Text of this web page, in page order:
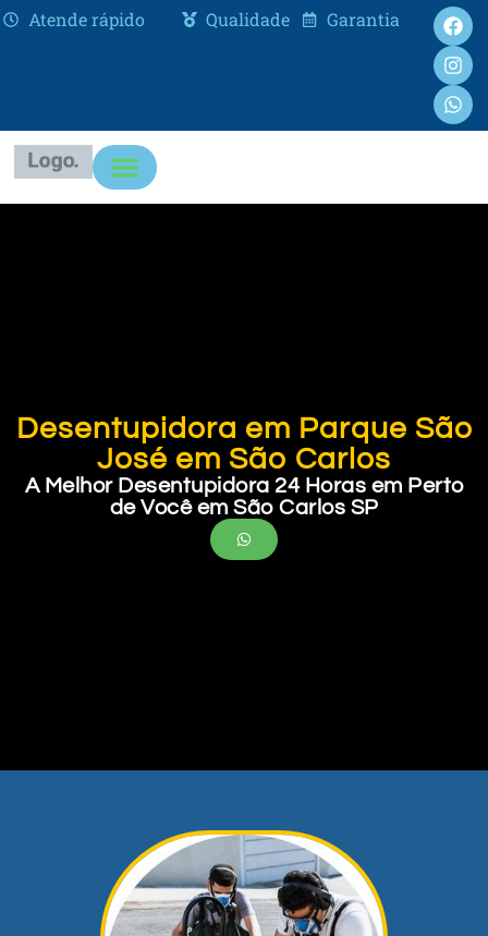
Atende rápido Qualidade Garantia
Desentupidora em Parque São
José em São Carlos
A Melhor Desentupidora 24 Horas em Perto
de Você em São Carlos SP